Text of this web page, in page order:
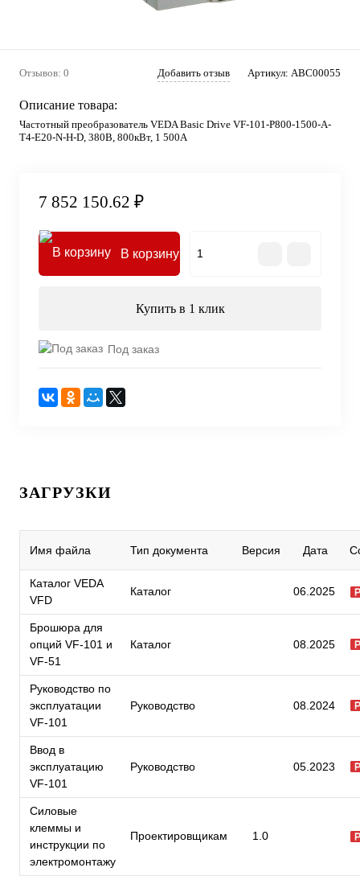
Отзывов: 0 Добавить отзыв Артикул: ABC00055
Описание товара:
Частотный преобразователь VEDA Basic Drive VF-101-P800-1500-A-
T4-E20-N-H-D, 380В, 800кВт, 1 500А
7 852 150.62 ₽
В корзину
Купить в 1 клик
Под заказ
ЗАГРУЗКИ
Имя файла Тип документа Версия Дата
Каталог VEDA
VFD
Каталог 06.2025
Брошюра для
опций VF-101 и
VF-51
Каталог 08.2025
Руководство по
эксплуатации
VF-101
Руководство 08.2024
Ввод в
эксплуатацию
VF-101
Руководство 05.2023
Силовые
клеммы и
инструкции по
электромонтажу
Проектировщикам 1.0